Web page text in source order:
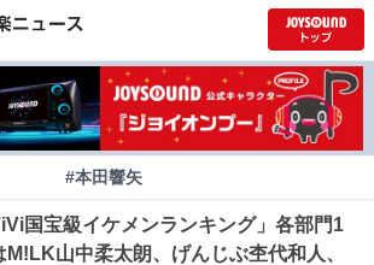
#本田響矢
国宝級イケメンランキング」各部門1
M!LK山中柔太朗、げんじぶ杢代和人、